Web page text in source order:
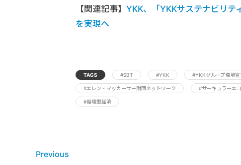
【関連記事】 YKK、「YKKサステナビリテ
を実現へ
TAGS #SBT #YKK #YKKグループ環境宣
#エレン・マッカーサー財団ネットワーク #サーキュラーエ
#循環型経済
Previous